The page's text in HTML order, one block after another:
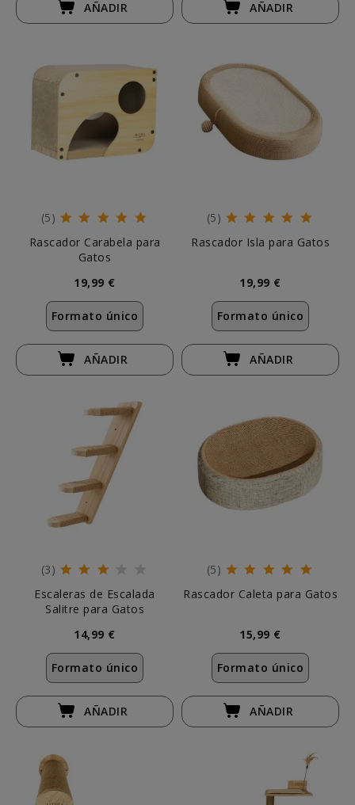
AÑADIR AÑADIR
(5)
Rascador Carabela para
Gatos
19,99 €
Formato único
AÑADIR
(5)
Rascador Isla para Gatos
19,99 €
Formato único
AÑADIR
(3)
Escaleras de Escalada
Salitre para Gatos
14,99 €
Formato único
AÑADIR
(5)
Rascador Caleta para Gatos
15,99 €
Formato único
AÑADIR